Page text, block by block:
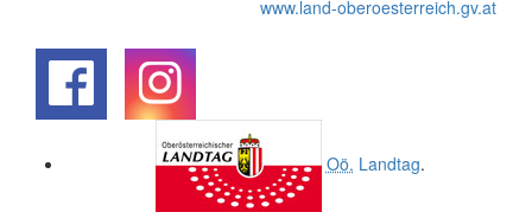
www.land-oberoesterreich.gv.at
Oö. Landtag.